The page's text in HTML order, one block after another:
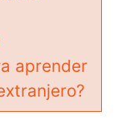
aprender